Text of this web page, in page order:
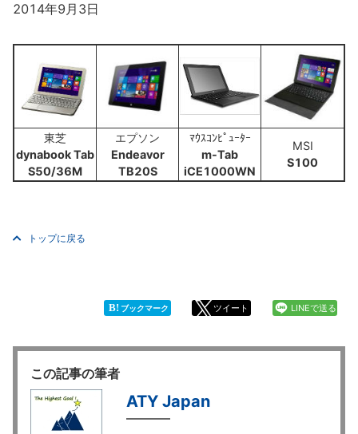
2014年9月3日
東芝
dynabook Tab
S50/36M
エプソン
Endeavor
TB20S
ﾏｳｽｺﾝﾋﾟｭｰﾀｰ
m-Tab
iCE1000WN
MSI
S100
トップに戻る
B! ブックマーク ツイート LINEで送る
この記事の筆者
ATY Japan